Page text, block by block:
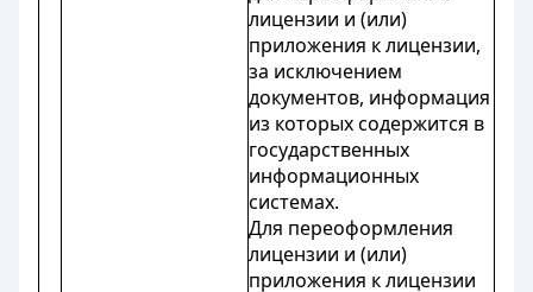
лицензии и (или)
приложения к лицензии,
за исключением
документов, информация
из которых содержится в
государственных
информационных
системах.
Для переоформления
лицензии и (или)
приложения к лицензии